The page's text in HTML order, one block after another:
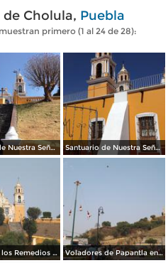
Cholula, Puebla
primero (1 al 24 de 28):
Santuario de Nuestra Señora de los Remedios. Enero/2017 Santuario de Nuestra Señora de los Remedios. Enero/2017
Templo de los Remedios sobre la pirámide de Cholula. Mayo/2013 Voladores de Papantla en la Pirámide de Cholula. Mayo/2013